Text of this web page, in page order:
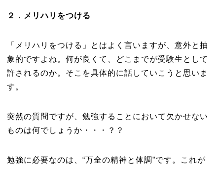
２．メリハリをつける
「メリハリをつける」とはよく言いますが、意外と抽
象的ですよね。何が良くて、どこまでが受験生として
許されるのか。そこを具体的に話していこうと思いま
す。
突然の質問ですが、勉強することにおいて欠かせない
ものは何でしょうか・・・？？
勉強に必要なのは、“万全の精神と体調”です。これが